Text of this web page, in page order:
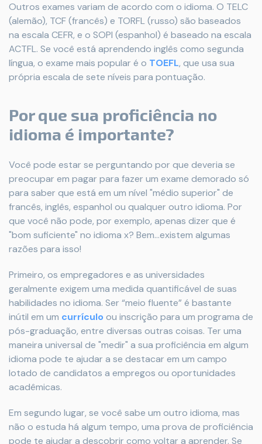
Outros exames variam de acordo com o idioma. O TELC
(alemão), TCF (francês) e TORFL (russo) são baseados
na escala CEFR, e o SOPI (espanhol) é baseado na escala
ACTFL. Se você está aprendendo inglês como segunda
língua, o exame mais popular é o TOEFL, que usa sua
própria escala de sete níveis para pontuação.
Por que sua proficiência no
idioma é importante?
Você pode estar se perguntando por que deveria se
preocupar em pagar para fazer um exame demorado só
para saber que está em um nível "médio superior" de
francês, inglês, espanhol ou qualquer outro idioma. Por
que você não pode, por exemplo, apenas dizer que é
"bom suficiente" no idioma x? Bem...existem algumas
razões para isso!
Primeiro, os empregadores e as universidades
geralmente exigem uma medida quantificável de suas
habilidades no idioma. Ser “meio fluente” é bastante
inútil em um currículo ou inscrição para um programa de
pós-graduação, entre diversas outras coisas. Ter uma
maneira universal de "medir" a sua proficiência em algum
idioma pode te ajudar a se destacar em um campo
lotado de candidatos a empregos ou oportunidades
acadêmicas.
Em segundo lugar, se você sabe um outro idioma, mas
não o estuda há algum tempo, uma prova de proficiência
pode te ajudar a descobrir como voltar a aprender. Se